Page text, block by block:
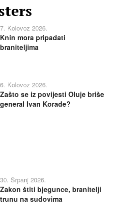
7. Kolovoz 2026.
Knin mora pripadati
braniteljima
6. Kolovoz 2026.
Zašto se iz povijesti Oluje briše
general Ivan Korade?
30. Srpanj 2026.
Zakon štiti bjegunce, branitelji
trunu na sudovima